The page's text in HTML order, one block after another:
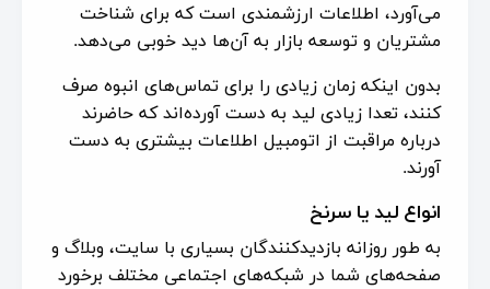
می‌آورد، اطلاعات ارزشمندی است که برای شناخت
مشتریان و توسعه بازار به آن‌ها دید خوبی می‌دهد.
بدون اینکه زمان زیادی را برای تماس‌های انبوه صرف
کنند، تعدا زیادی لید به دست آورده‌اند که حاضرند
درباره مراقبت از اتومبیل اطلاعات بیشتری به دست
آورند.
انواع لید یا سرنخ
به طور روزانه بازدیدکنندگان بسیاری با سایت، وبلاگ و
صفحه‌های شما در شبکه‌های اجتماعی مختلف برخورد